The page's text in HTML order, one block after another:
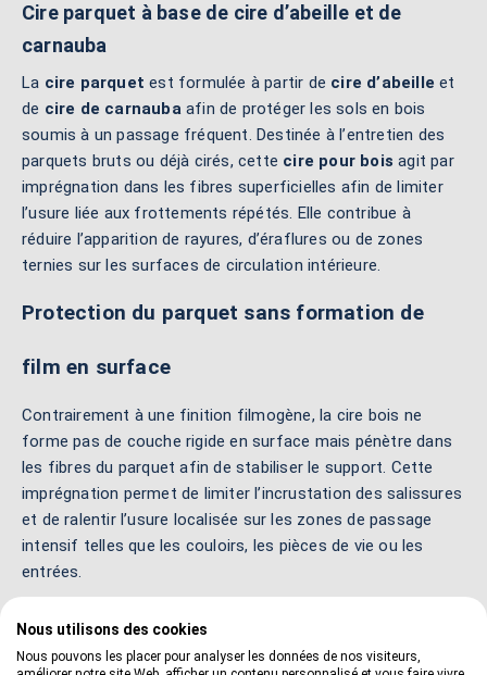
Cire parquet à base de cire d’abeille et de
carnauba
La cire parquet est formulée à partir de cire d’abeille et
de cire de carnaubaafin de protéger les sols en bois
soumis à un passage fréquent. Destinée à l’entretien des
parquets bruts ou déjà cirés, cette cire pour bois agit par
imprégnation dans les fibres superficielles afin de limiter
l’usure liée aux frottements répétés. Elle contribue à
réduire l’apparition de rayures, d’éraflures ou de zones
ternies sur les surfaces de circulation intérieure.
Protection du parquet sans formation de
film en surface
Contrairement à une finition filmogène, la cire bois ne
forme pas de couche rigide en surface mais pénètre dans
les fibres du parquet afin de stabiliser le support. Cette
imprégnation permet de limiter l’incrustation des salissures
et de ralentir l’usure localisée sur les zones de passage
intensif telles que les couloirs, les pièces de vie ou les
entrées.
Résistance à l’abrasion sur les zones de
Nous utilisons des cookies
Nous pouvons les placer pour analyser les données de nos visiteurs,